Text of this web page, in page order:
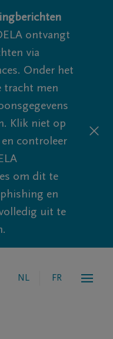
ontvangt
via
Onder het
tracht men
Klik niet op
controleer
om dit te
en
uit te
NL FR